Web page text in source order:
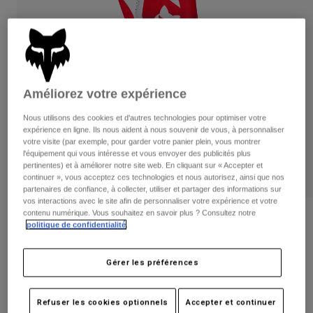
Pantalons
Shorts
Vestes
Gants
Protections
Masques
Chaussettes
Accessoires
Pièces de rechange
Pantalons
Gants
Protections
Masques
Chaussettes
Sacs et accessoires
Pièces de rechange
Voir tout
Femme
T-shirts et tops
Sweats et Pulls
Vestes
Pantalons
Chemises
Enfants
Masques
Chaussettes
Voir tout
Moto
Casques
Maillots
Pantalons
Bottes
Gants
Masques
Pantalon 180 Shield Enfant
Article n°36354
Price reduced from
to
Améliorez votre expérience
Nous utilisons des cookies et d'autres technologies pour optimiser votre
expérience en ligne. Ils nous aident à nous souvenir de vous, à personnaliser
votre visite (par exemple, pour garder votre panier plein, vous montrer
l'équipement qui vous intéresse et vous envoyer des publicités plus
pertinentes) et à améliorer notre site web. En cliquant sur « Accepter et
continuer », vous acceptez ces technologies et nous autorisez, ainsi que nos
partenaires de confiance, à collecter, utiliser et partager des informations sur
vos interactions avec le site afin de personnaliser votre expérience et votre
contenu numérique. Vous souhaitez en savoir plus ? Consultez notre
politique de confidentialité.
Gérer les préférences
Refuser les cookies optionnels Accepter et continuer